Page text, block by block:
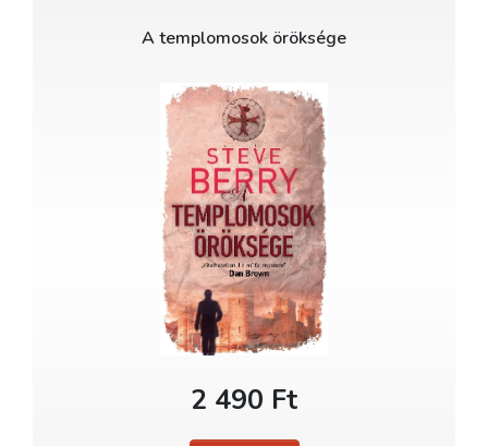
A templomosok öröksége
2 490 Ft